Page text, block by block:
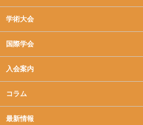
学術大会
国際学会
入会案内
コラム
最新情報